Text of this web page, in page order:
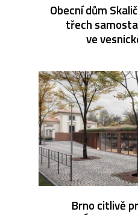
Obecní dům
třech
ve
Brno citlivě